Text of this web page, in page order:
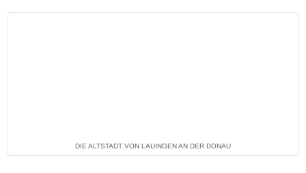
DIE ALTSTADT VON LAUINGEN AN DER DONAU